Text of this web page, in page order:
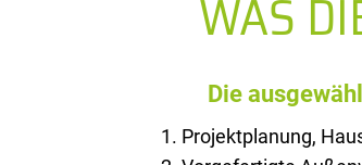
WAS
Die
Projektplanung,